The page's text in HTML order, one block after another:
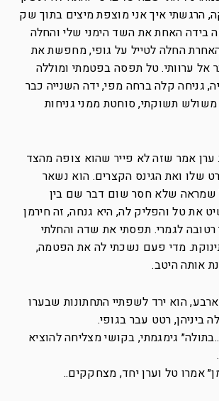
הרגשתי איך אני מוצפת מיצים בתוך שק
בידה האחת את השד הימני שלי והחלה
החלה לטייל על גופי, מחפשת את
אל ערוותי. טל תפסה בפטמתי ומוללה
גניחה קלה ברחה מפי, ידה השנייה כבר
תשוקתי, סוחטת ממני גניחות
ערן אמר שזה לא פייר שהוא צופה מהצד
שלו ואת הגינס הקצרים. הוא נשאר
שמראה שלא חסר שום דבר שם בין
את טל והפליק לה, היא גנחה, זה חירמן
רטובה לגמרי. תפסתי את שדה והחלתי
מדי פעם נשכתי לה את הפטמה,
אותה היטב.
הוא ירד לשפתיי התחתונות שבערו
ביניהן, רטט עבר בגופי.
גימגמתי, בקושי מצליחה להוציא
אמרו טל וערן יחד, מצחקקים..